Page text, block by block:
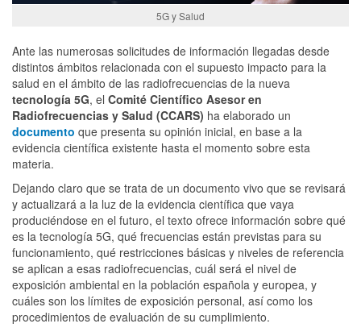
5G y Salud
Ante las numerosas solicitudes de información llegadas desde
distintos ámbitos relacionada con el supuesto impacto para la
salud en el ámbito de las radiofrecuencias de la nueva
tecnología 5G, el Comité Científico Asesor en
Radiofrecuencias y Salud (CCARS) ha elaborado un
documento que presenta su opinión inicial, en base a la
evidencia científica existente hasta el momento sobre esta
materia.
Dejando claro que se trata de un documento vivo que se revisará
y actualizará a la luz de la evidencia científica que vaya
produciéndose en el futuro, el texto ofrece información sobre qué
es la tecnología 5G, qué frecuencias están previstas para su
funcionamiento, qué restricciones básicas y niveles de referencia
se aplican a esas radiofrecuencias, cuál será el nivel de
exposición ambiental en la población española y europea, y
cuáles son los límites de exposición personal, así como los
procedimientos de evaluación de su cumplimiento.